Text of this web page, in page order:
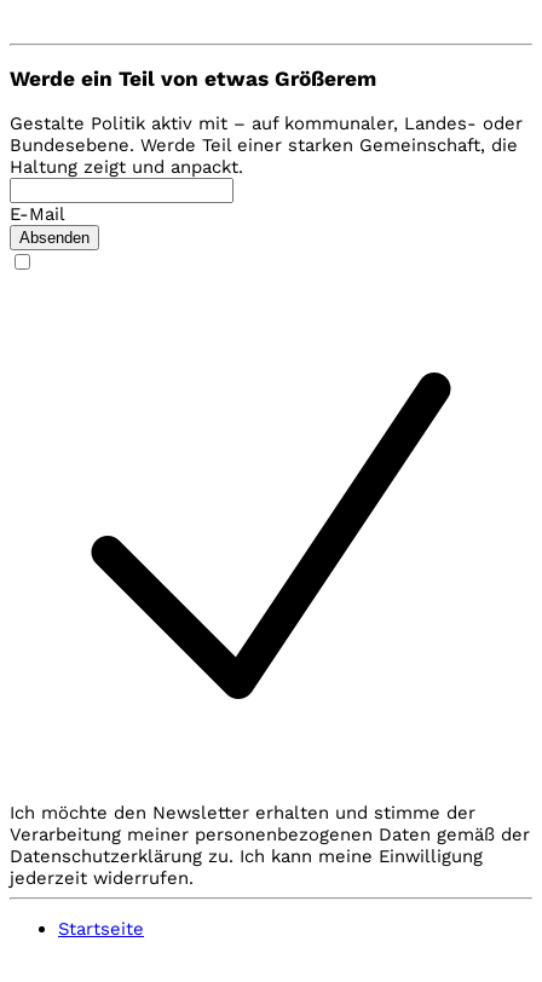
Werde ein Teil von etwas Größerem
Gestalte Politik aktiv mit – auf kommunaler, Landes- oder
Bundesebene. Werde Teil einer starken Gemeinschaft, die
Haltung zeigt und anpackt.
E-Mail
Absenden
Ich möchte den Newsletter erhalten und stimme der
Verarbeitung meiner personenbezogenen Daten gemäß der
Datenschutzerklärung zu. Ich kann meine Einwilligung
jederzeit widerrufen.
Startseite